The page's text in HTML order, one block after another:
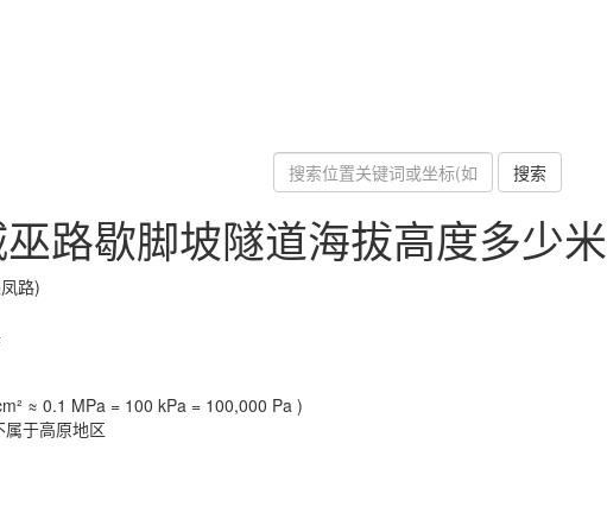
搜索
路歇脚坡隧道海拔高度多少米
路)
≈ 0.1 MPa = 100 kPa = 100,000 Pa )
于高原地区